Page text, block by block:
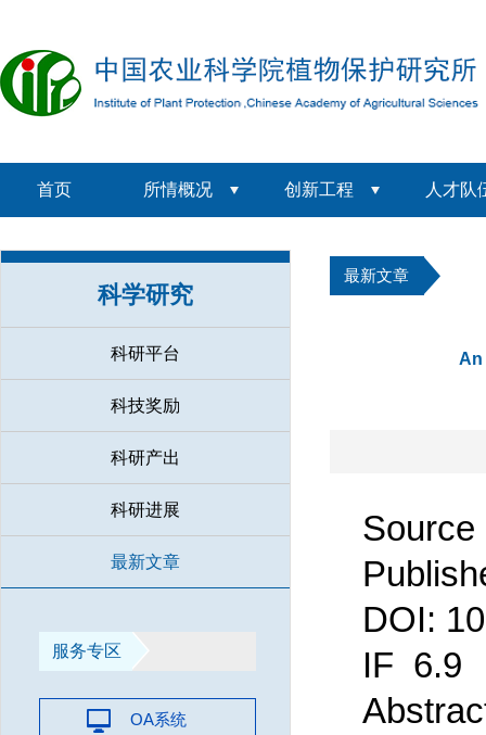
首页 所情概况 创新工程 人才队
科学研究
科研平台
科技奖励
科研产出
科研进展
最新文章
服务专区
OA系统
最新文章
An
Source
DOI:
IF 6.9